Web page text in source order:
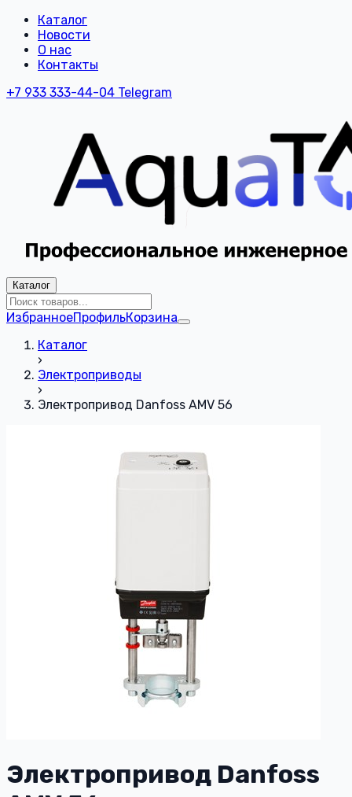
Каталог
Новости
О нас
Контакты
+7 933 333-44-04 Telegram
Каталог
ИзбранноеПрофильКорзина
Каталог
›
Электроприводы
›
Электропривод Danfoss AMV 56
Электропривод Danfoss